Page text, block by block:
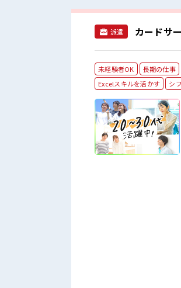
派遣 カードサ
未経験者OK 長期の仕事
Excelスキルを活かす
シ